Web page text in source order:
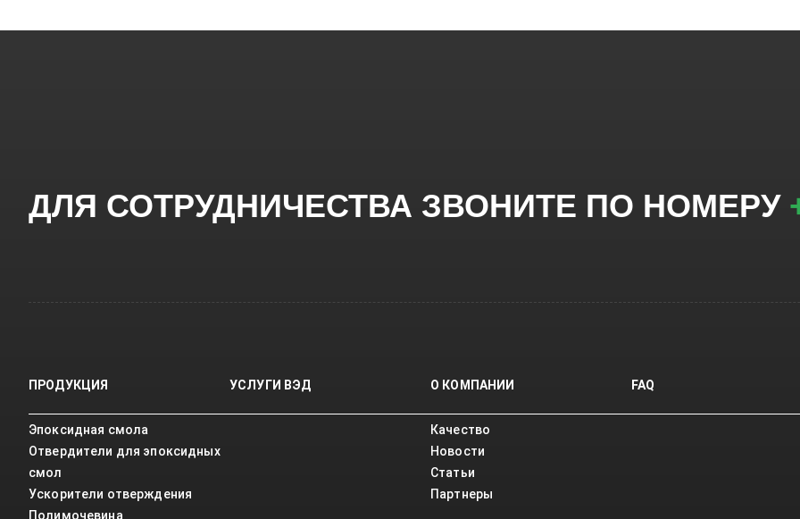
ДЛЯ СОТРУДНИЧЕСТВА ЗВОНИТЕ ПО НОМЕРУ
ПРОДУКЦИЯ
Эпоксидная смола
Отвердители для эпоксидных
смол
Ускорители отверждения
Полимочевина
УСЛУГИ ВЭД О КОМПАНИИ
Качество
Новости
Статьи
Партнеры
FAQ